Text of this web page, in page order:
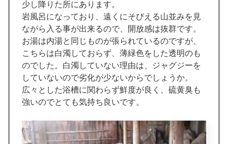
少し降りた所にあります。
岩風呂になっており、遠くにそびえる山並みを見
ながら入る事が出来るので、開放感は抜群です。
お湯は内湯と同じものが張られているのですが、
こちらは白濁しておらず、薄緑色をした透明のも
のでした。白濁していない理由は、ジャグジーを
していないので劣化が少ないからでしょうか。
広々とした浴槽に関わらず鮮度が良く、硫黄臭も
強いのでとても気持ち良いです。